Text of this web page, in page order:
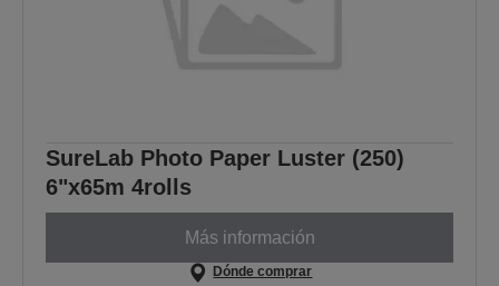
SureLab Photo Paper Luster (250)
6"x65m 4rolls
Más información
Dónde comprar